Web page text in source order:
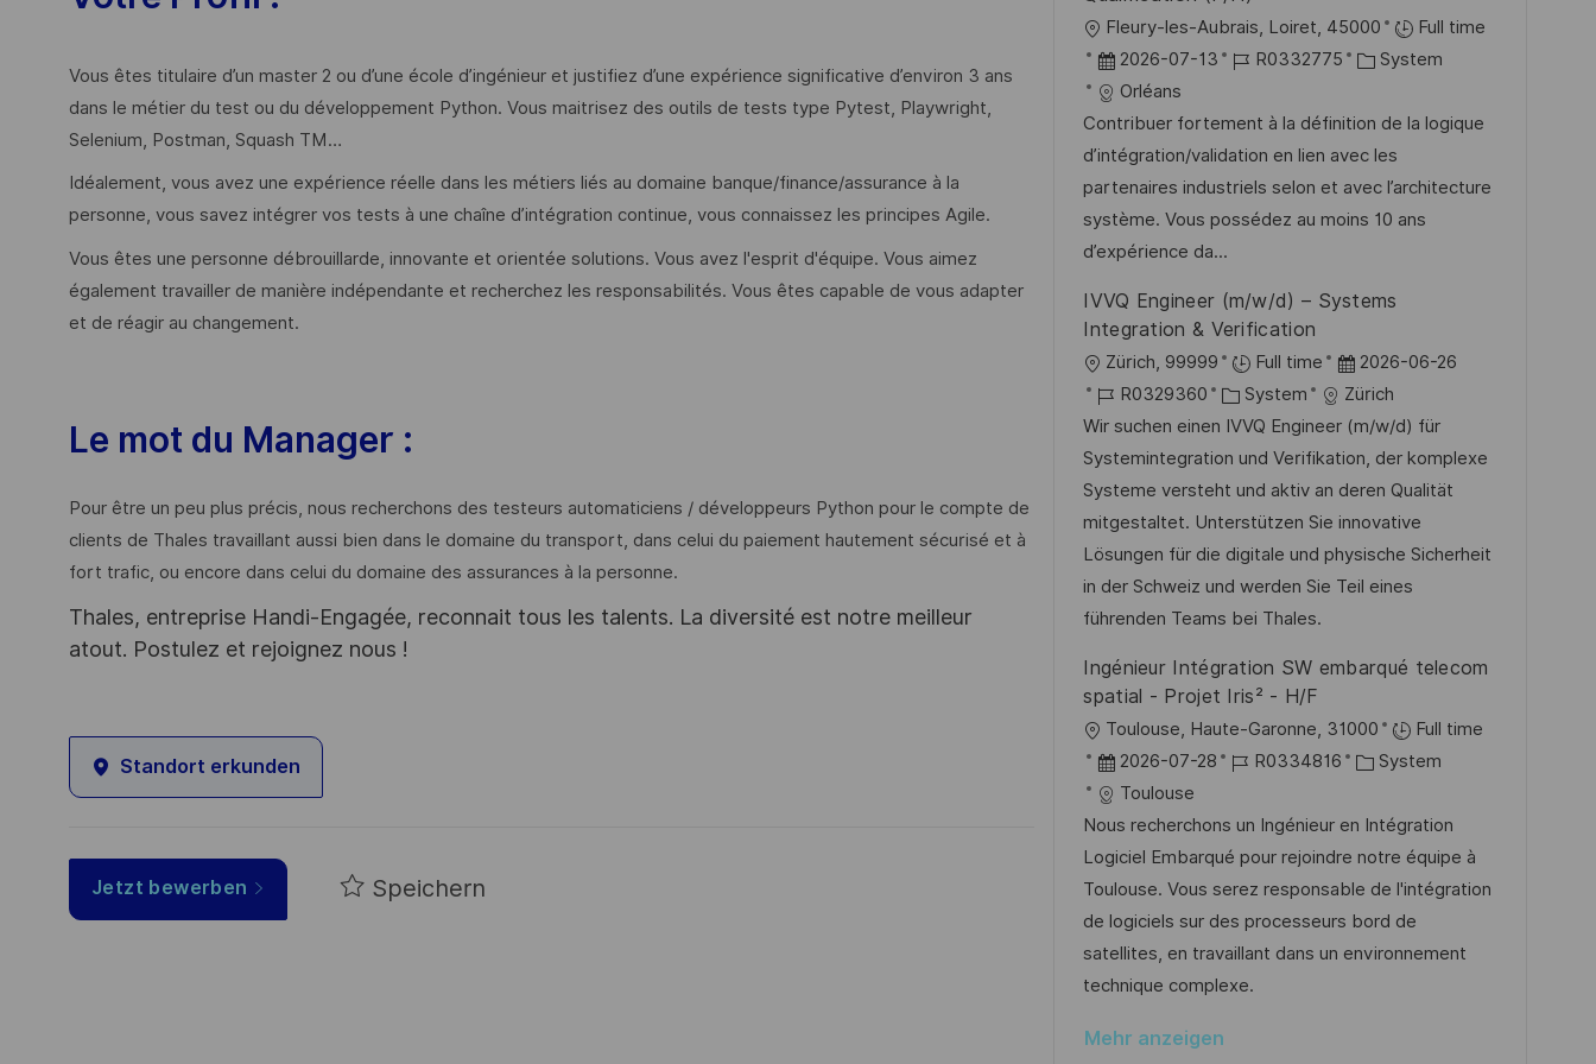
Vous êtes titulaire d’un master 2 ou d’une école d’ingénieur et justifiez d’une expérience significative d’environ 3 ans
dans le métier du test ou du développement Python. Vous maitrisez des outils de tests type Pytest, Playwright,
Selenium, Postman, Squash TM…
Idéalement, vous avez une expérience réelle dans les métiers liés au domaine banque/finance/assurance à la
personne, vous savez intégrer vos tests à une chaîne d’intégration continue, vous connaissez les principes Agile.
Vous êtes une personne débrouillarde, innovante et orientée solutions. Vous avez l'esprit d'équipe. Vous aimez
également travailler de manière indépendante et recherchez les responsabilités. Vous êtes capable de vous adapter
et de réagir au changement.
Le mot du Manager :
Pour être un peu plus précis, nous recherchons des testeurs automaticiens / développeurs Python pour le compte de
clients de Thales travaillant aussi bien dans le domaine du transport, dans celui du paiement hautement sécurisé et à
fort trafic, ou encore dans celui du domaine des assurances à la personne.
Thales, entreprise Handi-Engagée, reconnait tous les talents. La diversité est notre meilleur
atout. Postulez et rejoignez nous !
Standort erkunden
Jetzt bewerben Speichern
g
f
f
l
c
h
u
n
g
O
r
t
Fleury-les-Aubrais, Loiret, 45000
Full time
D
a
t
u
m
d
e
V
ö
f
e
c
h
u
n
g
2026-07-13
J
b
-
I
D
R0332775
K
t
e
g
o
e
System
Orléans
Contribuer fortement à la définition de la logique
d’intégration/validation en lien avec les
partenaires industriels selon et avec l’architecture
système. Vous possédez au moins 10 ans
d’expérience da...
IVVQ Engineer (m/w/d) – Systems
Integration & Verification
O
r
t
Zürich, 99999 Full time
D
a
t
u
m
d
e
r
r
2026-06-26
J
o
b
-
I
D
R0329360
K
a
t
e
g
o
r
i
System
Zürich
Wir suchen einen IVVQ Engineer (m/w/d) für
Systemintegration und Verifikation, der komplexe
Systeme versteht und aktiv an deren Qualität
mitgestaltet. Unterstützen Sie innovative
Lösungen für die digitale und physische Sicherheit
in der Schweiz und werden Sie Teil eines
führenden Teams bei Thales.
Ingénieur Intégration SW embarqué telecom
spatial - Projet Iris² - H/F
O
r
t
Toulouse, Haute-Garonne, 31000
Full time
D
a
t
u
m
d
e
r
e
2026-07-28
J
b
-
I
D
R0334816
K
t
e
g
o
r
System
Toulouse
Nous recherchons un Ingénieur en Intégration
Logiciel Embarqué pour rejoindre notre équipe à
Toulouse. Vous serez responsable de l'intégration
de logiciels sur des processeurs bord de
satellites, en travaillant dans un environnement
technique complexe.
Mehr anzeigen